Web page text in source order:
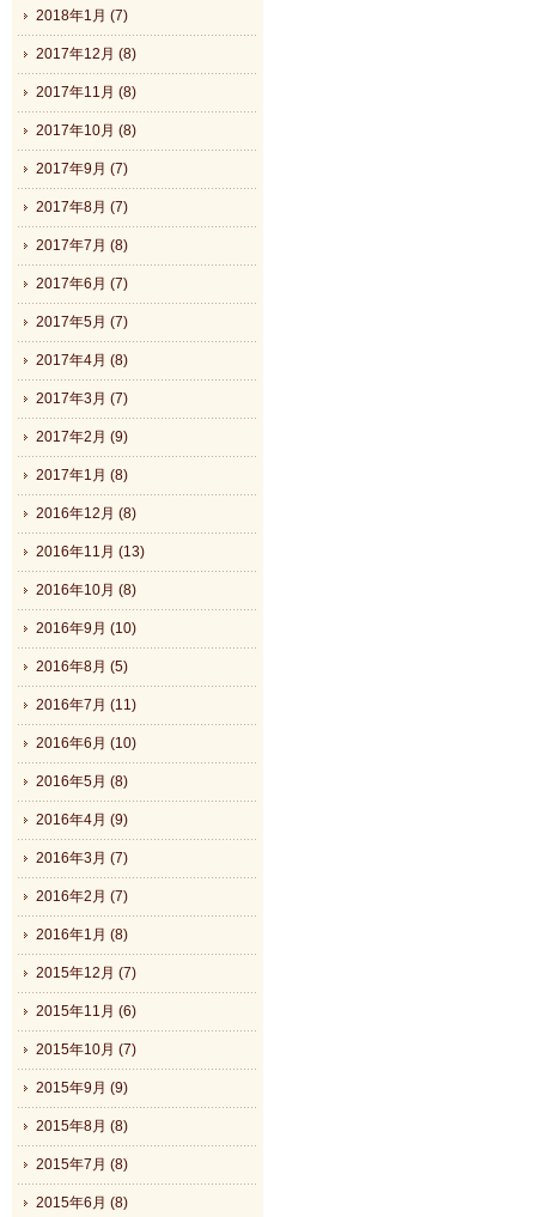
2018年1月 (7)
2017年12月 (8)
2017年11月 (8)
2017年10月 (8)
2017年9月 (7)
2017年8月 (7)
2017年7月 (8)
2017年6月 (7)
2017年5月 (7)
2017年4月 (8)
2017年3月 (7)
2017年2月 (9)
2017年1月 (8)
2016年12月 (8)
2016年11月 (13)
2016年10月 (8)
2016年9月 (10)
2016年8月 (5)
2016年7月 (11)
2016年6月 (10)
2016年5月 (8)
2016年4月 (9)
2016年3月 (7)
2016年2月 (7)
2016年1月 (8)
2015年12月 (7)
2015年11月 (6)
2015年10月 (7)
2015年9月 (9)
2015年8月 (8)
2015年7月 (8)
2015年6月 (8)